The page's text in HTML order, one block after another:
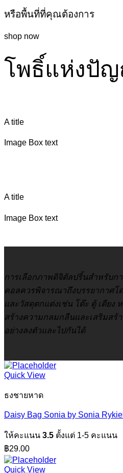
หรือพื้นที่ที่คุณต้องการ
shop now
โพธิ์แห่งปั
A title
Image Box text
A title
Image Box text
การเลือกภาพดิจิตัลปริ้นสำหรับก
คอลควรพิจารณาถึงบรรยากาศโ
และวัสดุตกแต่งเช่น โต๊ะ ตู้ เตียง
สร้างความกลมกลืนและเสริมสร้
อย่างลงตัวและไปกันได้
Quick View
ธงชายหาด
Daisy Bag Sonia by Sonia Rykiel
ให้คะแนน 3.5 ตั้งแต่ 1-5 คะแนน
฿29.00
Quick View